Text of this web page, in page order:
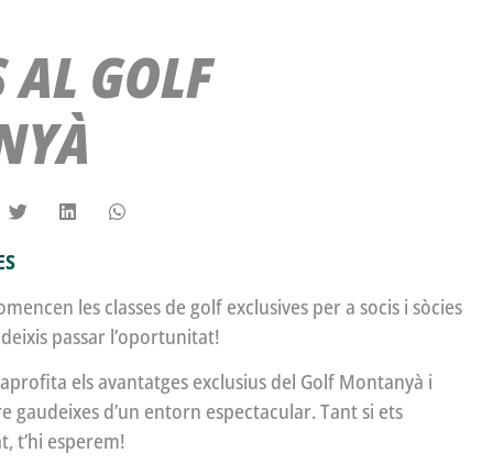
AL GOLF
les classes de golf exclusives per a socis i sòcies
passar l’oportunitat!
els avantatges exclusius del Golf Montanyà i
gaudeixes d’un entorn espectacular. Tant si ets
t’hi esperem!